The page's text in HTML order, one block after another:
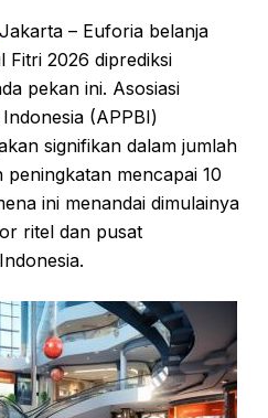
Jakarta – Euforia belanja
Fitri 2026 diprediksi
pekan ini. Asosiasi
(APPBI)
signifikan dalam jumlah
mencapai 10
ini menandai dimulainya
ritel dan pusat